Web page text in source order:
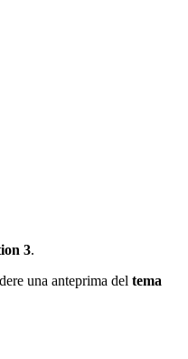
3.
una anteprima del tema